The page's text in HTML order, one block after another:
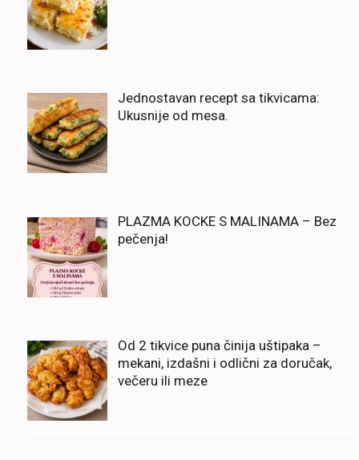
Jednostavan recept sa tikvicama:
Ukusnije od mesa.
PLAZMA KOCKE S MALINAMA – Bez
pečenja!
Od 2 tikvice puna činija uštipaka –
mekani, izdašni i odlični za doručak,
večeru ili meze